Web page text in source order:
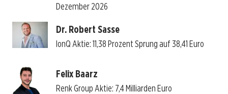
Dezember 2026
Dr. Robert Sasse
IonQ Aktie: 11,38 Prozent Sprung auf 38,41 Euro
Felix Baarz
Renk Group Aktie: 7,4 Milliarden Euro